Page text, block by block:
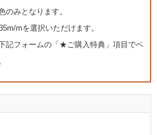
みとなります。
mを選択いただけます。
記フォームの「★ご購入特典」項目でベ